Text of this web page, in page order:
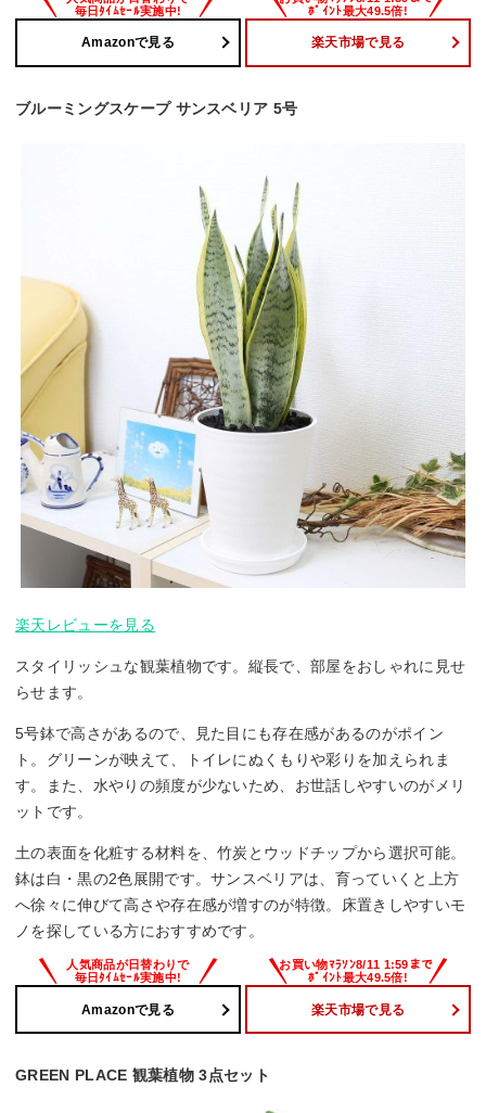
Amazonで見る 楽天市場で見る
ブルーミングスケープ サンスベリア 5号
楽天レビューを見る
スタイリッシュな観葉植物です。縦長で、部屋をおしゃれに見せ
らせます。
5号鉢で高さがあるので、見た目にも存在感があるのがポイン
ト。グリーンが映えて、トイレにぬくもりや彩りを加えられま
す。また、水やりの頻度が少ないため、お世話しやすいのがメリ
ットです。
土の表面を化粧する材料を、竹炭とウッドチップから選択可能。
鉢は白・黒の2色展開です。サンスベリアは、育っていくと上方
へ徐々に伸びて高さや存在感が増すのが特徴。床置きしやすいモ
ノを探している方におすすめです。
Amazonで見る 楽天市場で見る
GREEN PLACE 観葉植物 3点セット